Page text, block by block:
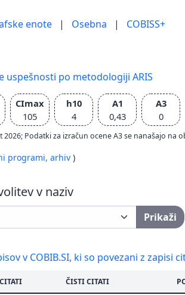
enote | Osebna | COBISS+
po metodologiji ARIS
CImax
105
h10
4
A1
0,43
A3
0
Podatki za izračun ocene A3 se nanašajo na
programi, arhiv )
v naziv
Prikaži
v COBIB.SI, ki so povezani z zapisi
CITATI ČISTI CITATI